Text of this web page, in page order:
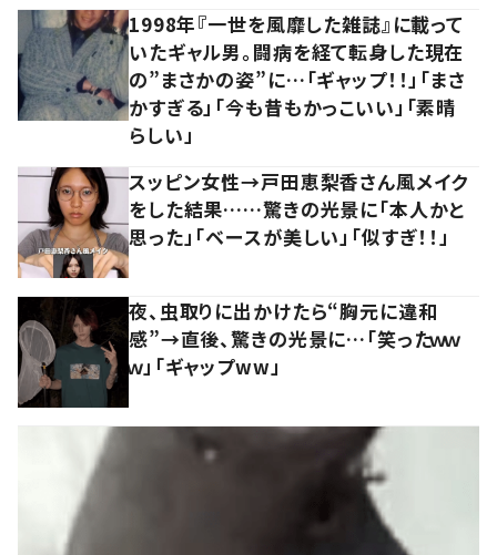
1998年『一世を風靡した雑誌』に載って
いたギャル男。闘病を経て転身した現在
の”まさかの姿”に…「ギャップ！！」「まさ
かすぎる」「今も昔もかっこいい」「素晴
らしい」
スッピン女性→戸田恵梨香さん風メイク
をした結果……驚きの光景に「本人かと
思った」「ベースが美しい」「似すぎ！！」
夜、虫取りに出かけたら“胸元に違和
感”→直後、驚きの光景に…「笑ったｗｗ
ｗ」「ギャップww」